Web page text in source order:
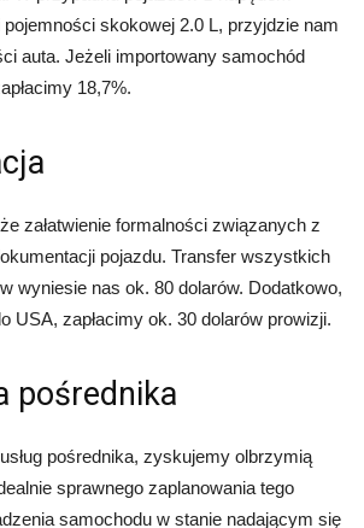
skokowej 2.0 L, przyjdzie nam
auta. Jeżeli importowany samochód
18,7%.
załatwienie formalności związanych z
pojazdu. Transfer wszystkich
wyniesie nas ok. 80 dolarów. Dodatkowo,
USA, zapłacimy ok. 30 dolarów prowizji.
pośrednika
pośrednika, zyskujemy olbrzymią
sprawnego zaplanowania tego
samochodu w stanie nadającym się